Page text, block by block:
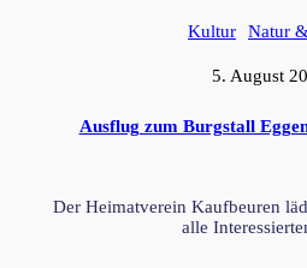
Kultur Natur
5. August
Ausflug zum Burgstall
Der Heimatverein Kaufbeuren
alle